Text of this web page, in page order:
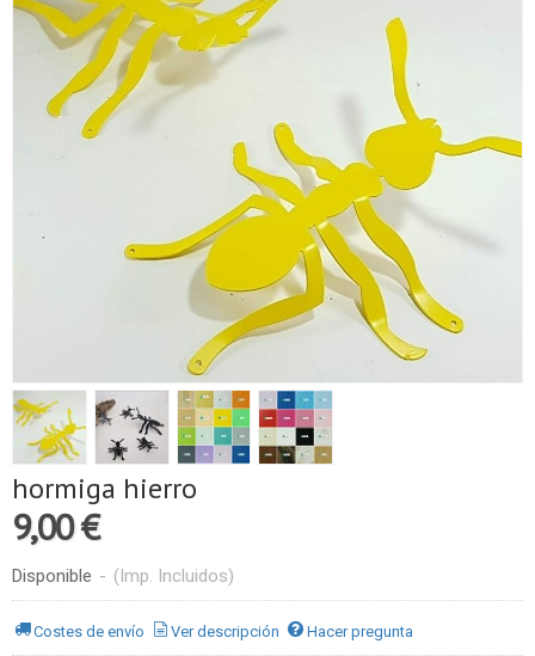
hormiga hierro
9,00 €
Disponible - (Imp. Incluidos)
Costes de envío Ver descripción Hacer pregunta